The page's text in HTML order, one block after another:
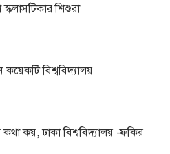
শিশুরা
কয়েকটি বিশ্ববিদ্যালয়
কয়, ঢাকা বিশ্ববিদ্যালয় -ফকির